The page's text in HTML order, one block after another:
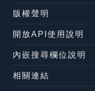
版權聲明
開放API使用說明
內嵌搜尋欄位說明
相關連結